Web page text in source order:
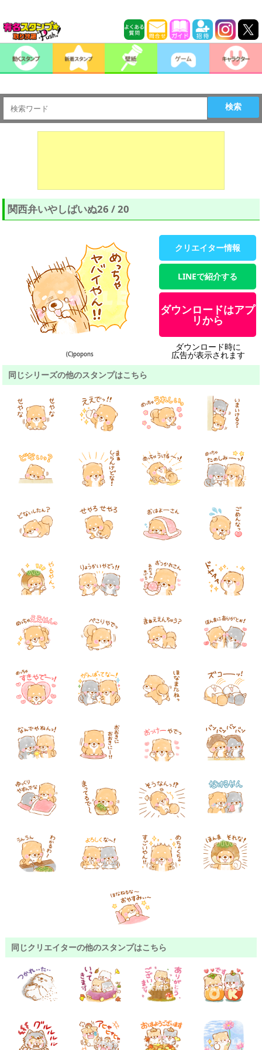
検索
関西弁いやしばいぬ26 / 20
(C)popons
クリエイター情報
LINEで紹介する
ダウンロードはアプ
リから
ダウンロード時に
広告が表示されます
同じシリーズの他のスタンプはこちら
同じクリエイターの他のスタンプはこちら